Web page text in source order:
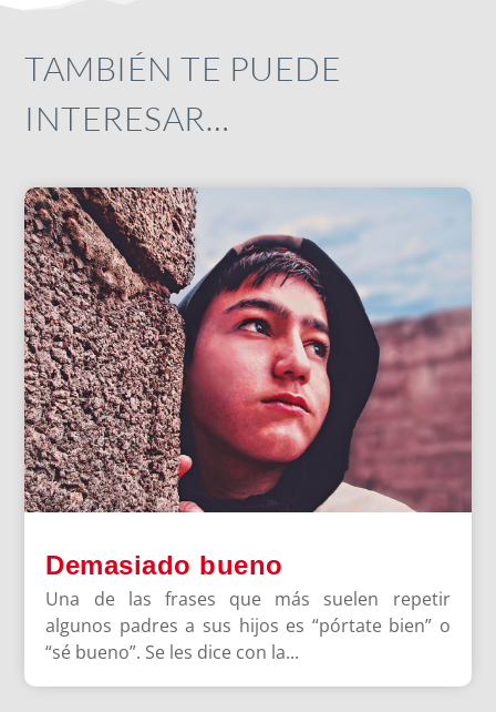
TAMBIÉN TE PUEDE
INTERESAR…
Demasiado bueno
Una de las frases que más suelen repetir
algunos padres a sus hijos es “pórtate bien” o
“sé bueno”. Se les dice con la...